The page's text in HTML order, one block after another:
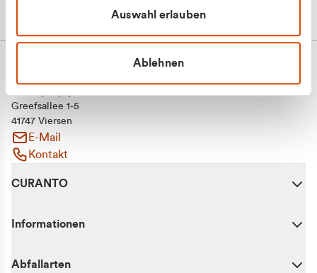
Auswahl erlauben
Ablehnen
Greefsallee 1-5
41747 Viersen
E-Mail
Kontakt
CURANTO
Informationen
Abfallarten